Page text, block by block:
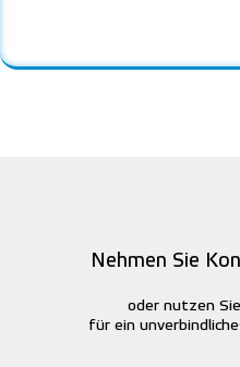
Nehmen Sie
oder nutzen
für ein